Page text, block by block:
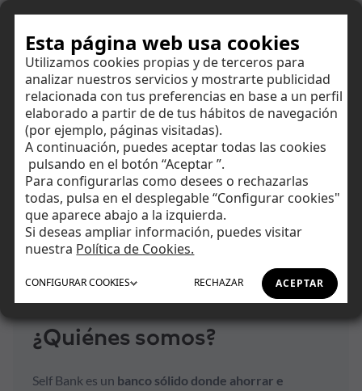
Esta página web usa cookies
Utilizamos cookies propias y de terceros para
analizar nuestros servicios y mostrarte publicidad
relacionada con tus preferencias en base a un perfil
elaborado a partir de de tus hábitos de navegación
(por ejemplo, páginas visitadas).
A continuación, puedes aceptar todas las cookies
pulsando en el botón “Aceptar ”.
Para configurarlas como desees o rechazarlas
todas, pulsa en el desplegable “Configurar cookies"
que aparece abajo a la izquierda.
Si deseas ampliar información, puedes visitar
nuestra Política de Cookies.
ACEPTAR
RECHAZAR
CONFIGURARCOOKIES
Ahorrar
Invertir
Tu día a día
Financiación
Centro de ayuda
Encuentra respuestas a todas tus dudas y amplía tus
conocimientos financieros.
¿Quiénes somos?
¿Quiénes somos?
Self Bank es un banco sólido donde ahorrar e